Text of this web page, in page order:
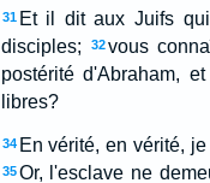
31 Et il dit aux Juifs
disciples;
32vous
postérité d'Abraham,
libres?
34 En vérité, en vérité,
35 Or, l'esclave ne